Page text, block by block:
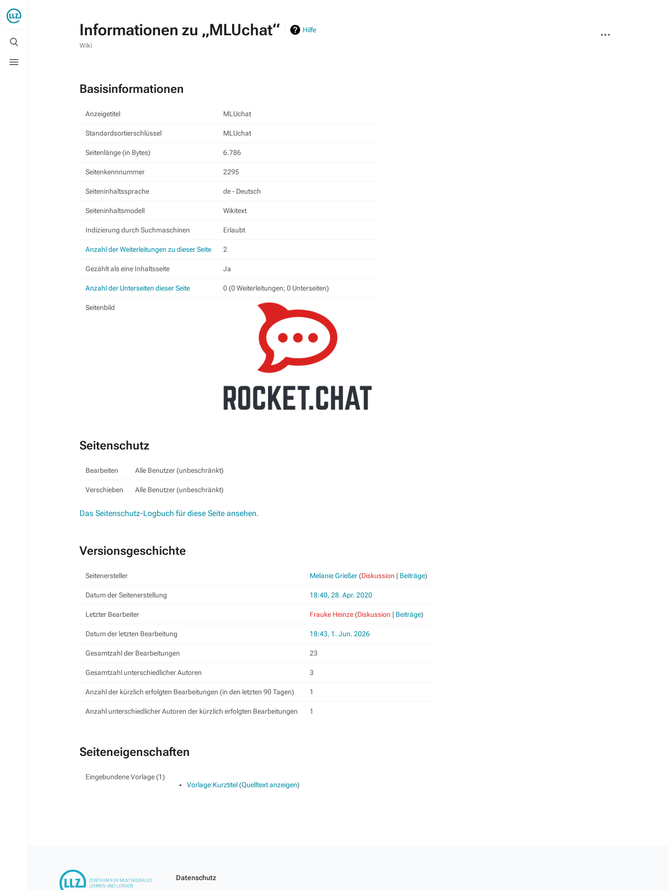
Suche
umschalten
umschalten
Informationen zu „MLUchat“ Hilfe
Wiki
Aktionen
Basisinformationen
Anzeigetitel MLUchat
Standardsortierschlüssel MLUchat
Seitenlänge (in Bytes) 6.786
Seitenkennnummer 2295
Seiteninhaltssprache de - Deutsch
Seiteninhaltsmodell Wikitext
Indizierung durch Suchmaschinen Erlaubt
Anzahl der Weiterleitungen zu dieser Seite 2
Gezählt als eine Inhaltsseite Ja
Anzahl der Unterseiten dieser Seite 0 (0 Weiterleitungen; 0 Unterseiten)
Seitenbild
Seitenschutz
Bearbeiten Alle Benutzer (unbeschränkt)
Verschieben Alle Benutzer (unbeschränkt)
Das Seitenschutz-Logbuch für diese Seite ansehen.
Versionsgeschichte
Seitenersteller Melanie Grießer(Diskussion | Beiträge)
Datum der Seitenerstellung 18:40, 28. Apr. 2020
Letzter Bearbeiter Frauke Heinze(Diskussion | Beiträge)
Datum der letzten Bearbeitung 18:43, 1. Jun. 2026
Gesamtzahl der Bearbeitungen 23
Gesamtzahl unterschiedlicher Autoren 3
Anzahl der kürzlich erfolgten Bearbeitungen (in den letzten 90 Tagen) 1
Anzahl unterschiedlicher Autoren der kürzlich erfolgten Bearbeitungen 1
Seiteneigenschaften
Eingebundene Vorlage (1)
Vorlage:Kurztitel(Quelltext anzeigen)
Datenschutz